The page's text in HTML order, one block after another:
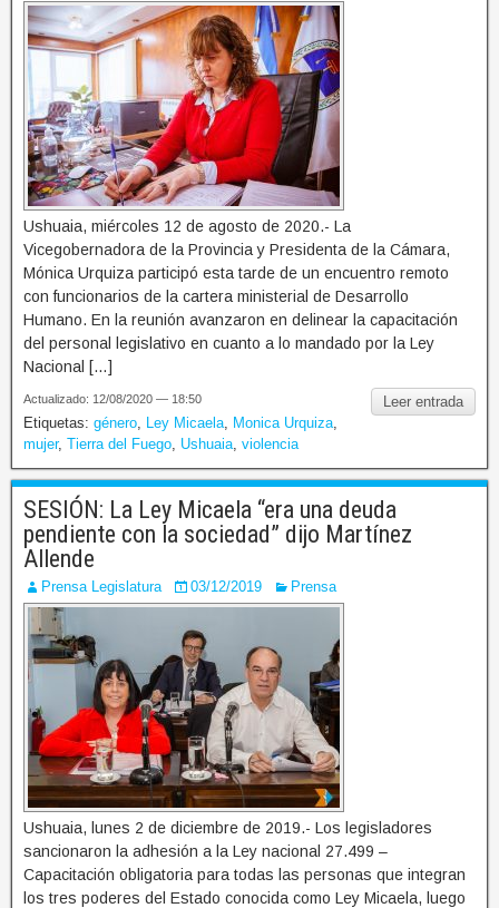
Ushuaia, miércoles 12 de agosto de 2020.- La
Vicegobernadora de la Provincia y Presidenta de la Cámara,
Mónica Urquiza participó esta tarde de un encuentro remoto
con funcionarios de la cartera ministerial de Desarrollo
Humano. En la reunión avanzaron en delinear la capacitación
del personal legislativo en cuanto a lo mandado por la Ley
Nacional […]
Leer entrada
Actualizado: 12/08/2020 — 18:50
Etiquetas: género Ley Micaela Monica Urquiza
mujer, Tierra del Fuego Ushuaia violencia
SESIÓN: La Ley Micaela “era una deuda
pendiente con la sociedad” dijo Martínez
Allende
Prensa Legislatura 03/12/2019 Prensa
Ushuaia, lunes 2 de diciembre de 2019.- Los legisladores
sancionaron la adhesión a la Ley nacional 27.499 –
Capacitación obligatoria para todas las personas que integran
los tres poderes del Estado conocida como Ley Micaela, luego